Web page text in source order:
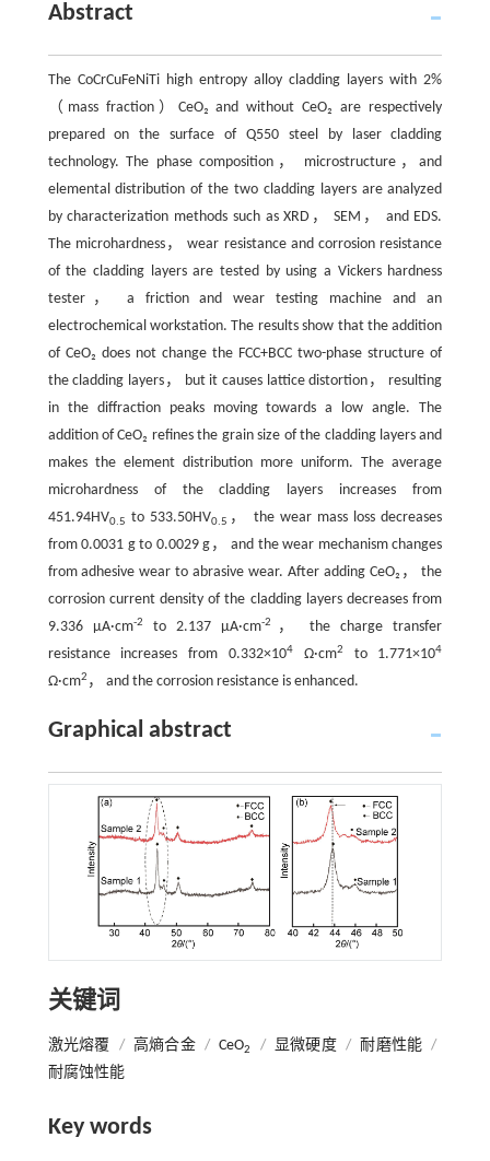
Abstract
The CoCrCuFeNiTi high entropy alloy cladding layers with 2%
（mass fraction）CeO₂ and without CeO₂ are respectively
prepared on the surface of Q550 steel by laser cladding
technology. The phase composition， microstructure，and
elemental distribution of the two cladding layers are analyzed
by characterization methods such as XRD， SEM， and EDS.
The microhardness， wear resistance and corrosion resistance
of the cladding layers are tested by using a Vickers hardness
tester， a friction and wear testing machine and an
electrochemical workstation. The results show that the addition
of CeO₂ does not change the FCC+BCC two-phase structure of
the cladding layers， but it causes lattice distortion， resulting
in the diffraction peaks moving towards a low angle. The
addition of CeO₂ refines the grain size of the cladding layers and
makes the element distribution more uniform. The average
microhardness of the cladding layers increases from
451.94HV0.5 to 533.50HV0.5 ， the wear mass loss decreases
from 0.0031 g to 0.0029 g， and the wear mechanism changes
from adhesive wear to abrasive wear. After adding CeO₂， the
corrosion current density of the cladding layers decreases from
9.336 μA·cm-2 to 2.137 μA·cm-2
， the charge transfer
resistance increases from 0.332×104 Ω·cm2 to 1.771×104
Ω·cm2 ， and the corrosion resistance is enhanced.
Graphical abstract
关键词
激光熔覆 / 高熵合金 / CeO2 / 显微硬度 / 耐磨性能 /
耐腐蚀性能
Key words